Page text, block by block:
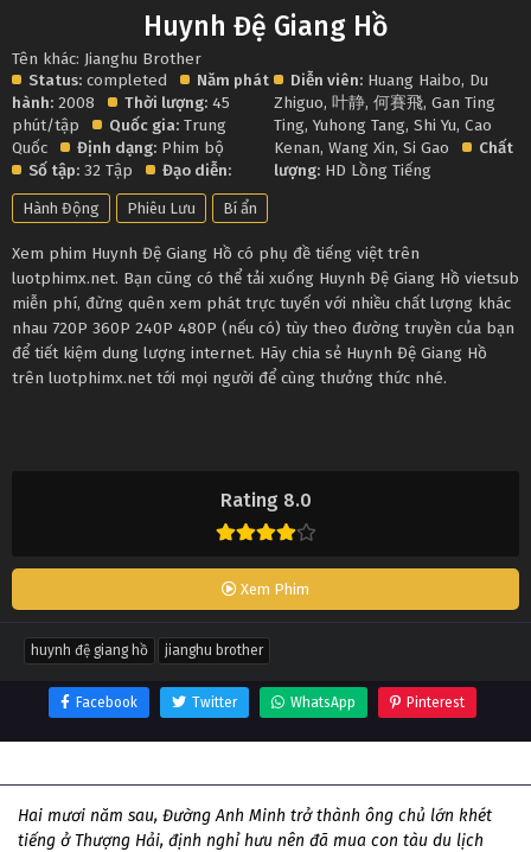
Rating 8.0
Xem Phim
Huynh Đệ Giang Hồ
Tên khác: Jianghu Brother
Status: completed
Năm phát
hành: 2008 Thời lượng: 45
phút/tập
Quốc gia: Trung
Quốc
Định dạng: Phim bộ
Số tập: 32 Tập Đạo diễn:
Diễn viên: Huang Haibo, Du
Zhiguo,叶静,何賽飛,Gan Ting
Ting,Yuhong Tang,Shi Yu,Cao
Kenan,Wang Xin,Si Gao
Chất
lượng: HD Lồng Tiếng
Hành Động Phiêu Lưu Bí ẩn
Xem phim Huynh Đệ Giang Hồ có phụ đề tiếng việt trên
luotphimx.net. Bạn cũng có thể tải xuống Huynh Đệ Giang Hồ vietsub
miễn phí, đừng quên xem phát trực tuyến với nhiều chất lượng khác
nhau 720P 360P 240P 480P (nếu có) tùy theo đường truyền của bạn
để tiết kiệm dung lượng internet. Hãy chia sẻ Huynh Đệ Giang Hồ
trên luotphimx.net tới mọi người để cùng thưởng thức nhé.
huynh đệ giang hồ jianghu brother
Facebook Twitter WhatsApp Pinterest
Hai mươi năm sau, Đường Anh Minh trở thành ông chủ lớn khét
tiếng ở Thượng Hải, định nghỉ hưu nên đã mua con tàu du lịch